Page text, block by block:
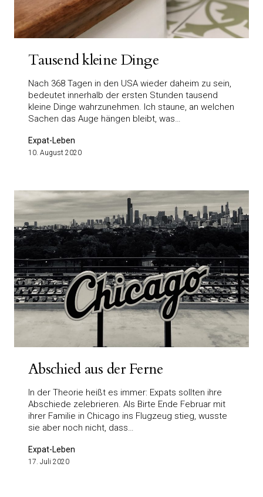
Tausend kleine Dinge
Nach 368 Tagen in den USA wieder daheim zu sein,
bedeutet innerhalb der ersten Stunden tausend
kleine Dinge wahrzunehmen. Ich staune, an welchen
Sachen das Auge hängen bleibt, was…
Expat-Leben
10. August 2020
Abschied aus der Ferne
In der Theorie heißt es immer: Expats sollten ihre
Abschiede zelebrieren. Als Birte Ende Februar mit
ihrer Familie in Chicago ins Flugzeug stieg, wusste
sie aber noch nicht, dass…
Expat-Leben
17. Juli 2020